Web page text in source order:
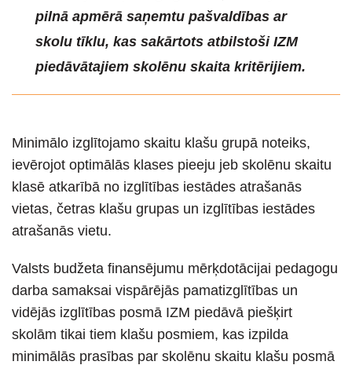
pilnā apmērā saņemtu pašvaldības ar
skolu tīklu, kas sakārtots atbilstoši IZM
piedāvātajiem skolēnu skaita kritērijiem.
Minimālo izglītojamo skaitu klašu grupā noteiks,
ievērojot optimālās klases pieeju jeb skolēnu skaitu
klasē atkarībā no izglītības iestādes atrašanās
vietas, četras klašu grupas un izglītības iestādes
atrašanās vietu.
Valsts budžeta finansējumu mērķdotācijai pedagogu
darba samaksai vispārējās pamatizglītības un
vidējās izglītības posmā IZM piedāvā piešķirt
skolām tikai tiem klašu posmiem, kas izpilda
minimālās prasības par skolēnu skaitu klašu posmā